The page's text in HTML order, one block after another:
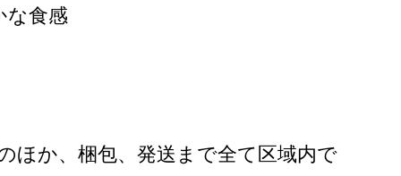
な食感
ほか、梱包、発送まで全て区域内で